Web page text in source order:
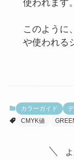
使われます。
このように
や使われる
カラーガイド
CMYK値